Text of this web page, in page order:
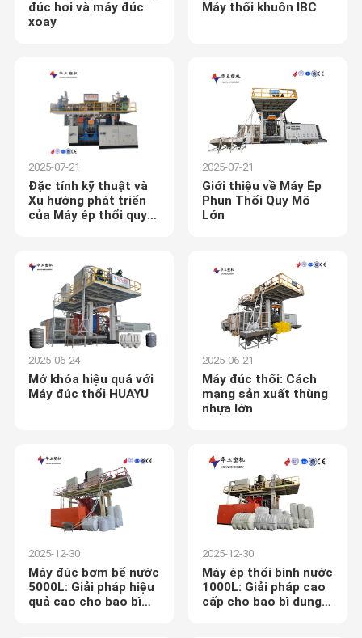
đúc hơi và máy đúc
xoay
Máy thổi khuôn IBC
2025-07-21
Đặc tính kỹ thuật và
Xu hướng phát triển
của Máy ép thổi quy
2025-07-21
Giới thiệu về Máy Ép
Phun Thổi Quy Mô
Lớn
2025-06-24
Mở khóa hiệu quả với
Máy đúc thổi HUAYU
2025-06-21
Máy đúc thổi: Cách
mạng sản xuất thùng
nhựa lớn
2025-12-30
Máy đúc bơm bể nước
5000L: Giải pháp hiệu
quả cao cho bao bì
2025-12-30
Máy ép thổi bình nước
1000L: Giải pháp cao
cấp cho bao bì dung